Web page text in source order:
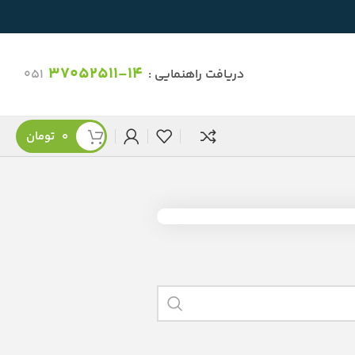
دریافت راهنمایی : 37052511-14
051
0 تومان